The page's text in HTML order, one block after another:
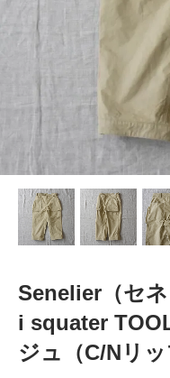
Senelier（セ
i squater
ジュ（C/Nリッ